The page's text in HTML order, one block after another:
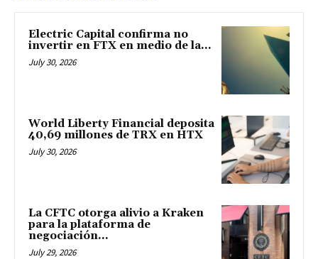
Electric Capital confirma no
invertir en FTX en medio de la...
July 30, 2026
World Liberty Financial deposita
40,69 millones de TRX en HTX
July 30, 2026
La CFTC otorga alivio a Kraken
para la plataforma de
negociación...
July 29, 2026